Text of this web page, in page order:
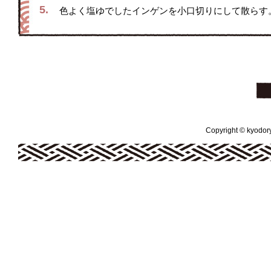
5. 色よく塩ゆでしたインゲンを小口切りにして散らす
Copyright ©